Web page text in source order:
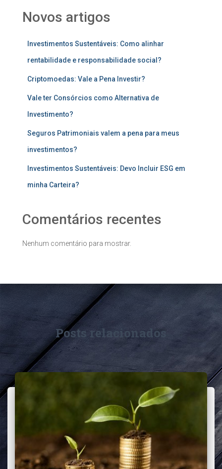
Novos artigos
Investimentos Sustentáveis: Como alinhar
rentabilidade e responsabilidade social?
Criptomoedas: Vale a Pena Investir?
Vale ter Consórcios como Alternativa de
Investimento?
Seguros Patrimoniais valem a pena para meus
investimentos?
Investimentos Sustentáveis: Devo Incluir ESG em
minha Carteira?
Comentários recentes
Nenhum comentário para mostrar.
Posts relacionados